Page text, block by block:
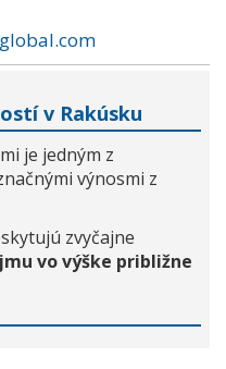
v Rakúsku
je jedným z
výnosmi z
zvyčajne
vo výške približne